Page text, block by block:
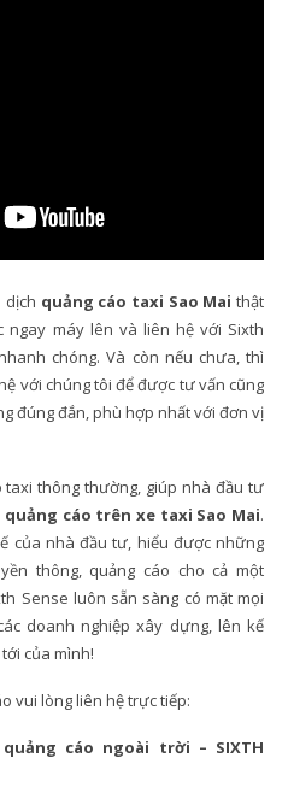
dịch quảng cáo taxi Sao Maithật
ngay máy lên và liên hệ với Sixth
chóng. Và còn nếu chưa, thì
với chúng tôi để được tư vấn cũng
đúng đắn, phù hợp nhất với đơn vị
taxi thông thường, giúp nhà đầu tư
quảng cáo trên xe taxi Sao Mai.
của nhà đầu tư, hiểu được những
thông, quảng cáo cho cả một
Sense luôn sẵn sàng có mặt mọi
doanh nghiệp xây dựng, lên kế
của mình!
vui lòng liên hệ trực tiếp:
cáo ngoài trời – SIXTH